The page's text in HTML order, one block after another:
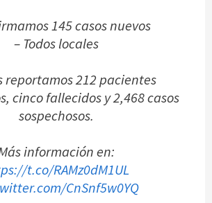
145 casos nuevos
– Todos locales
reportamos 212 pacientes
cinco fallecidos y 2,468 casos
sospechosos.
información en:
t.co/RAMz0dM1UL
CnSnf5w0YQ